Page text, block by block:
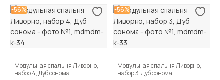
-56%
Модульная спальня Ливорно,
набор 4, Дуб сонома
-56%
Модульная спальня Ливорно,
набор 3, Дуб сонома